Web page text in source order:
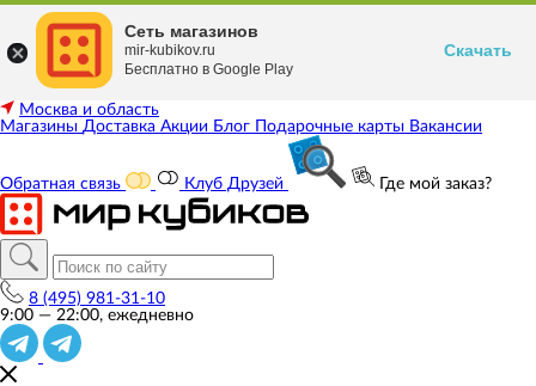
Москва и область
Магазины Доставка Акции Блог Подарочные карты Вакансии
Обратная связь Клуб Друзей Где мой заказ?
8 (495) 981-31-10
9:00 — 22:00, ежедневно
Сеть магазинов
mir-kubikov.ru
Бесплатно в Google Play
Скачать